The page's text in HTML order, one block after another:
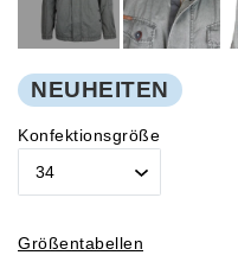
NEUHEITEN
Konfektionsgröße
Größentabellen